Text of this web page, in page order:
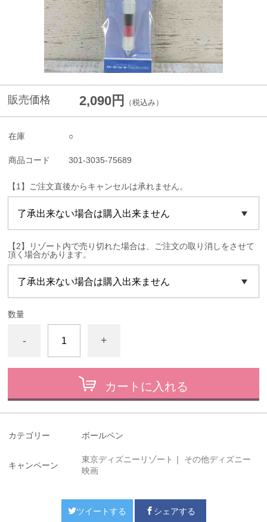
販売価格 2,090円 （税込み）
在庫 ○
商品コード 301-3035-75689
【1】ご注文直後からキャンセルは承れません。
【2】リゾート内で売り切れた場合は、ご注文の取り消しをさせて
頂く場合があります。
数量
- +
カートに入れる
カテゴリー ボールペン
キャンペーン
東京ディズニーリゾート ｜ その他ディズニー
映画
ツイートする シェアする